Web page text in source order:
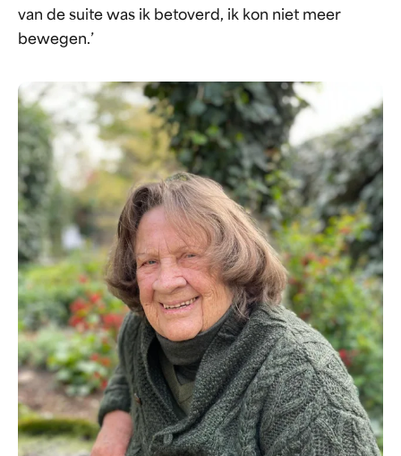
van de suite was ik betoverd, ik kon niet meer
bewegen.’